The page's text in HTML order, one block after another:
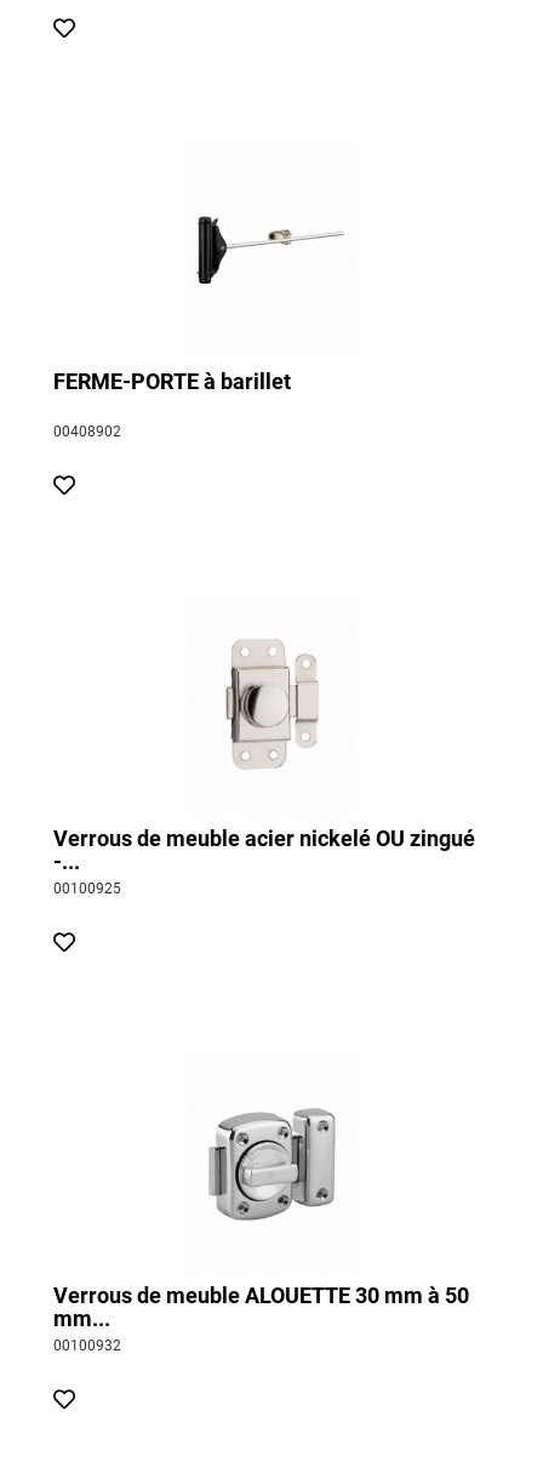
FERME-PORTE à barillet
00408902
Verrous de meuble acier nickelé OU zingué
-...
00100925
Verrous de meuble ALOUETTE 30 mm à 50
mm...
00100932